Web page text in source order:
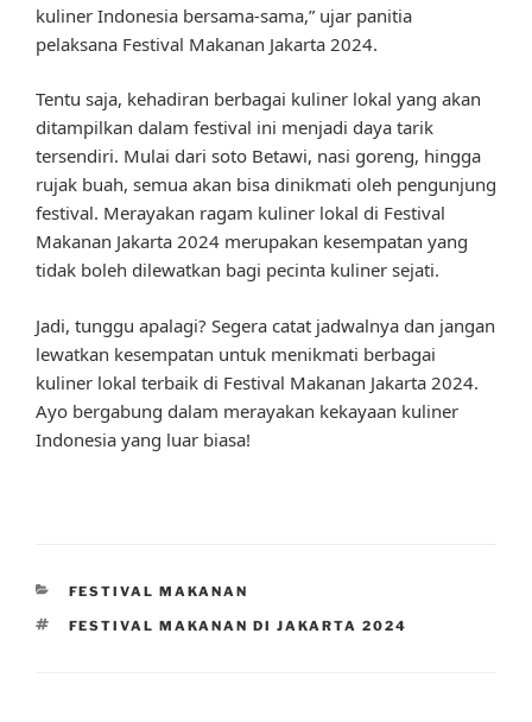
kuliner Indonesia bersama-sama,” ujar panitia
pelaksana Festival Makanan Jakarta 2024.
Tentu saja, kehadiran berbagai kuliner lokal yang akan
ditampilkan dalam festival ini menjadi daya tarik
tersendiri. Mulai dari soto Betawi, nasi goreng, hingga
rujak buah, semua akan bisa dinikmati oleh pengunjung
festival. Merayakan ragam kuliner lokal di Festival
Makanan Jakarta 2024 merupakan kesempatan yang
tidak boleh dilewatkan bagi pecinta kuliner sejati.
Jadi, tunggu apalagi? Segera catat jadwalnya dan jangan
lewatkan kesempatan untuk menikmati berbagai
kuliner lokal terbaik di Festival Makanan Jakarta 2024.
Ayo bergabung dalam merayakan kekayaan kuliner
Indonesia yang luar biasa!
CATEGORIES
FESTIVAL MAKANAN
TAGS
FESTIVAL MAKANAN DI JAKARTA 2024